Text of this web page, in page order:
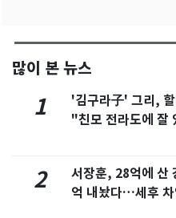
많이 본 뉴스
1
'김구라子' 그리, 할
"친모 전라도에
2
서장훈, 28억에 산
억 내놨다…세후